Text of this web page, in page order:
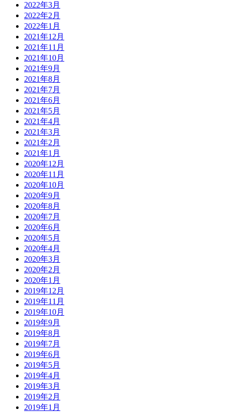
2022年3月
2022年2月
2022年1月
2021年12月
2021年11月
2021年10月
2021年9月
2021年8月
2021年7月
2021年6月
2021年5月
2021年4月
2021年3月
2021年2月
2021年1月
2020年12月
2020年11月
2020年10月
2020年9月
2020年8月
2020年7月
2020年6月
2020年5月
2020年4月
2020年3月
2020年2月
2020年1月
2019年12月
2019年11月
2019年10月
2019年9月
2019年8月
2019年7月
2019年6月
2019年5月
2019年4月
2019年3月
2019年2月
2019年1月